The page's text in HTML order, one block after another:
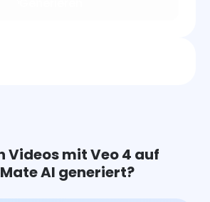
Videos mit Veo 4 auf
AI generiert?